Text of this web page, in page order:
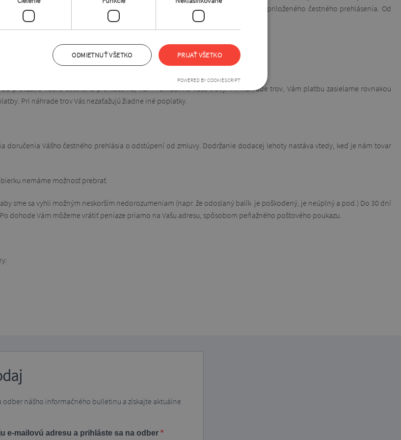
email:
info@moletka-sylverro.sk
. Za týmto účelom môžete použiť vzor priloženého čestného prehlásenia. Od
pred uplynutím hore uvedeného termínu.
prevzatia Vášho čestného prehlásenia, Vám nahradíme Vaše trovy. Pri náhrade trov, Vám platbu zasielame rovnakou
Pri náhrade trov Vás nezaťažujú žiadne iné poplatky.
Vášho čestného prehlásia o odstúpení od zmluvy. Dodržanie dodacej lehoty nastáva vtedy, keď je nám tovar
nemáme možnosť prebrať.
sme sa vyhli možným neskorším nedorozumeniam (napr. že odoslaný balík je poškodený, je neúplný a pod.) Do 30 dní
dohode Vám môžeme vrátiť peniaze priamo na Vašu adresu, spôsobom peňažného poštového poukazu.
odber nášho informačného bulletinu a získajte aktuálne
e-mailovú adresu a prihláste sa na odber
PRIJAŤ VŠETKO
ODMIETNUŤ VŠETKO
POWERED BY COOKIESCRIPT